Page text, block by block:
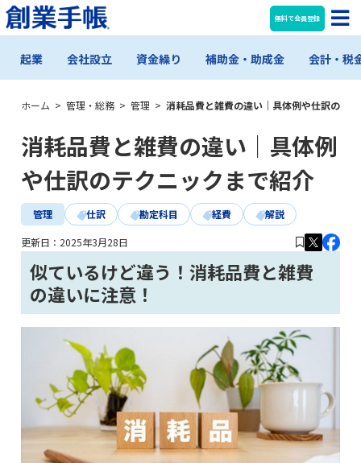
無料で会員登録
起業 会社設立 資金繰り 補助金・助成金 会計・税
ホーム > 管理・総務 > 管理 > 消耗品費と雑費の違い｜具体例や仕訳のテ
消耗品費と雑費の違い｜具体例
や仕訳のテクニックまで紹介
管理 仕訳 勘定科目 経費 解説
更新日： 2025年3月28日
似ているけど違う！消耗品費と雑費
の違いに注意！